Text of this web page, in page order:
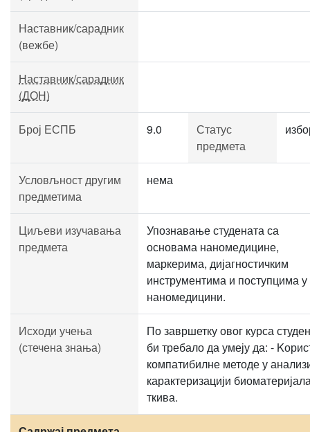
Наставник/сарадник
(вежбе)
Наставник/сарадник
(ДОН)
Број ЕСПБ 9.0
Статус
предмета
Условљност другим
предметима
нема
Циљеви изучавања
предмета
Упознавање студената са
основама наномедицине,
маркерима, дијагностичким
инструментима и поступцима у
наномедицини.
Исходи учења
(стечена знања)
По завршетку овог курса
би требало да умеју да: -
компатибилне методе у
карактеризацији
ткива.